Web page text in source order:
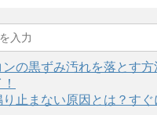
ンの黒ずみ汚れを落とす
止まない原因とは？す